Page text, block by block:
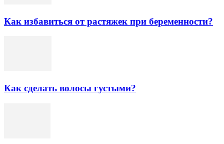
Как избавиться от растяжек при беременности?
Как сделать волосы густыми?